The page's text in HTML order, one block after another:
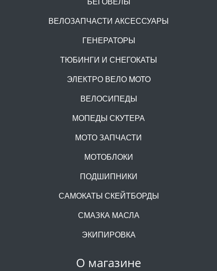
О магазине
ВЕЛОЗАПЧАСТИ АКСЕССУАРЫ
ГЕНЕРАТОРЫ
ТЮБИНГИ И СНЕГОКАТЫ
ЭЛЕКТРО ВЕЛО MOTO
ВЕЛОСИПЕДЫ
МОПЕДЫ СКУТЕРА
МОТО ЗАПЧАСТИ
МОТОБЛОКИ
ПОДШИПНИКИ
САМОКАТЫ СКЕЙТБОРДЫ
СМАЗКА МАСЛА
ЭКИПИРОВКА